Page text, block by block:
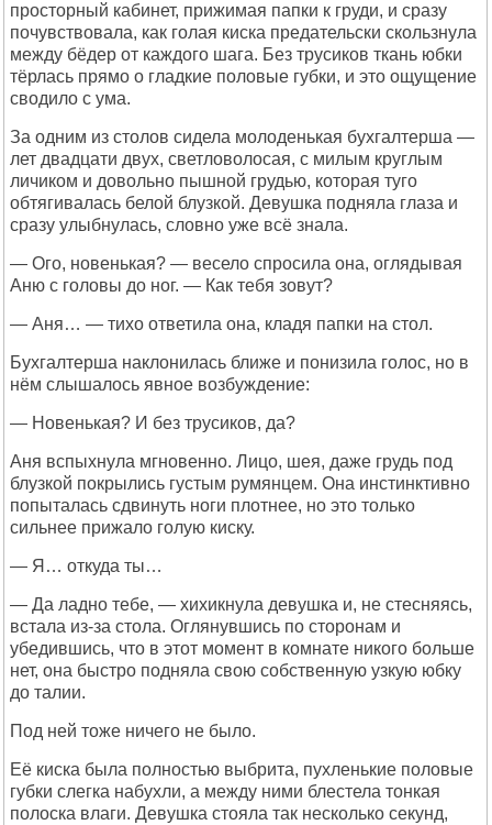
просторный кабинет, прижимая папки к груди, и сразу
почувствовала, как голая киска предательски скользнула
между бёдер от каждого шага. Без трусиков ткань юбки
тёрлась прямо о гладкие половые губки, и это ощущение
сводило с ума.
За одним из столов сидела молоденькая бухгалтерша —
лет двадцати двух, светловолосая, с милым круглым
личиком и довольно пышной грудью, которая туго
обтягивалась белой блузкой. Девушка подняла глаза и
сразу улыбнулась, словно уже всё знала.
— Ого, новенькая? — весело спросила она, оглядывая
Аню с головы до ног. — Как тебя зовут?
— Аня… — тихо ответила она, кладя папки на стол.
Бухгалтерша наклонилась ближе и понизила голос, но в
нём слышалось явное возбуждение:
— Новенькая? И без трусиков, да?
Аня вспыхнула мгновенно. Лицо, шея, даже грудь под
блузкой покрылись густым румянцем. Она инстинктивно
попыталась сдвинуть ноги плотнее, но это только
сильнее прижало голую киску.
— Я… откуда ты…
— Да ладно тебе, — хихикнула девушка и, не стесняясь,
встала из-за стола. Оглянувшись по сторонам и
убедившись, что в этот момент в комнате никого больше
нет, она быстро подняла свою собственную узкую юбку
до талии.
Под ней тоже ничего не было.
Её киска была полностью выбрита, пухленькие половые
губки слегка набухли, а между ними блестела тонкая
полоска влаги. Девушка стояла так несколько секунд,